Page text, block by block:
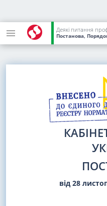
Постанова,
від 28